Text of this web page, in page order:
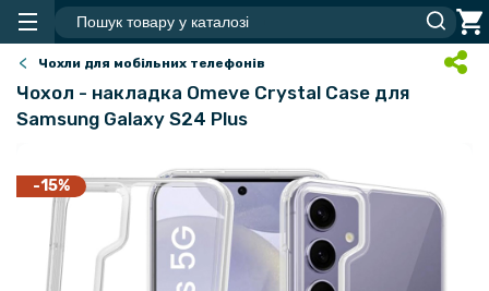
Чохли для мобільних телефонів
Чохол - накладка Omeve Crystal Case для
Samsung Galaxy S24 Plus
-15%